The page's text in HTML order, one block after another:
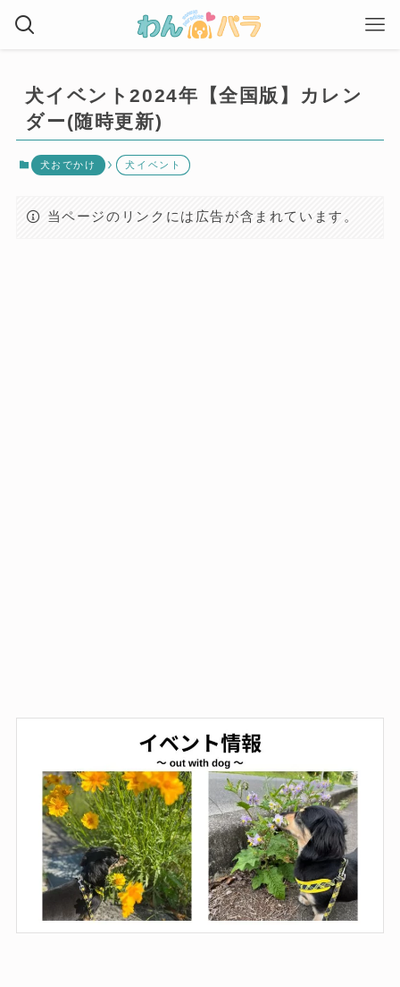
犬イベント2024年【全国版】カレン
ダー(随時更新)
犬おでかけ 犬イベント
当ページのリンクには広告が含まれています。